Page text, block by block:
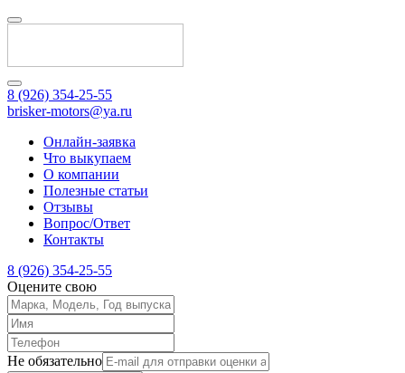
8 (926) 354-25-55
brisker-motors@ya.ru
Онлайн-заявка
Что выкупаем
О компании
Полезные статьи
Отзывы
Вопрос/Ответ
Контакты
8 (926) 354-25-55
Оцените свою
Не обязательно